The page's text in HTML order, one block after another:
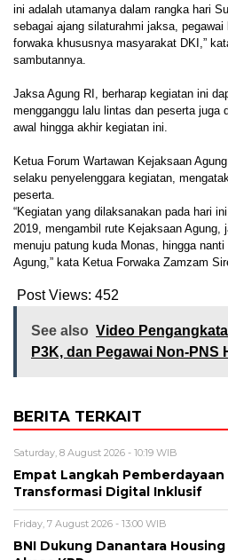
ini adalah utamanya dalam rangka hari
sebagai ajang silaturahmi jaksa,
forwaka khususnya masyarakat DKI,”
sambutannya.
Jaksa Agung RI, berharap kegiatan ini
mengganggu lalu lintas dan peserta juga
awal hingga akhir kegiatan ini.
Ketua Forum Wartawan Kejaksaan
selaku penyelenggara kegiatan,
peserta.
“Kegiatan yang dilaksanakan pada hari
2019, mengambil rute Kejaksaan Agung,
menuju patung kuda Monas, hingga
Agung,” kata Ketua Forwaka Zamzam
Post Views: 452
See also Video
P3K, dan Pegawai Non-PNS
BERITA TERKAIT
Saturday, 8 August 2026 - 10:19 WIB
Empat Langkah
Transformasi Digital Inklusif
Friday, 7 August 2026 - 13:00 WIB
BNI Dukung Danantara